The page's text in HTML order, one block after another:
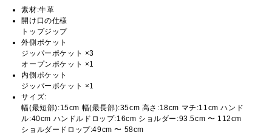
素材:牛革
開け口の仕様
トップジップ
外側ポケット
ジッパーポケット ×3
オープンポケット ×1
内側ポケット
ジッパーポケット ×1
サイズ:
幅(最短部):15cm 幅(最長部):35cm 高さ:18cm マチ:11cm ハンド
ル:40cm ハンドルドロップ:16cm ショルダー:93.5cm 〜 112cm
ショルダードロップ:49cm 〜 58cm